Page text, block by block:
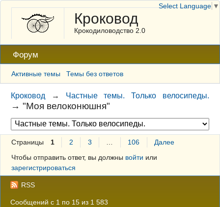
Кроковод
Крокодиловодство 2.0
Форум
Активные темы Темы без ответов
Кроковод → Частные темы. Только велосипеды.
→"Моя велоконюшня"
Страницы 1 2 3 106
Далее
Чтобы отправить ответ, вы должны войти или
зарегистрироваться
RSS
Сообщений с 1 по 15 из 1 583
Select Language ▼